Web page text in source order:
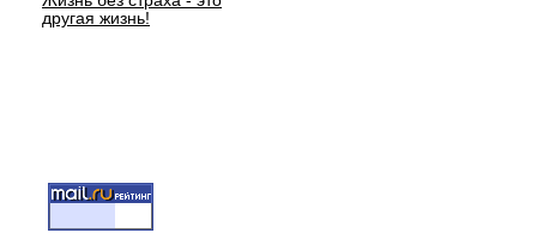
другая жизнь!